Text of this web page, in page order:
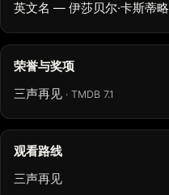
英文名 — 伊莎贝尔·卡斯蒂略
荣誉与奖项
三声再见 · TMDB 7.1
观看路线
三声再见